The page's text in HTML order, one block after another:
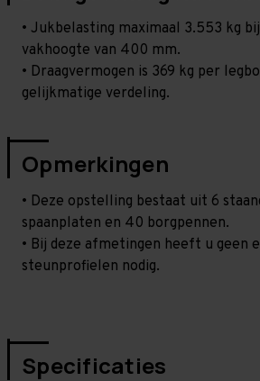
• Jukbelasting maximaal 3.553 kg
vakhoogte van 400 mm.
• Draagvermogen is 369 kg per
gelijkmatige verdeling.
Opmerkingen
• Deze opstelling bestaat uit 6
spaanplaten en 40 borgpennen.
• Bij deze afmetingen heeft u geen
steunprofielen nodig.
Specificaties